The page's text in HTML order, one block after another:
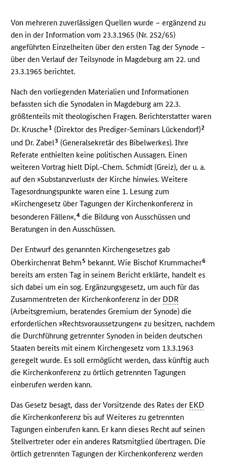
Von mehreren zuverlässigen Quellen wurde – ergänzend zu
den in der Information vom 23.3.1965 (Nr. 252/65)
angeführten Einzelheiten über den ersten Tag der Synode –
über den Verlauf der Teilsynode in Magdeburg am 22. und
23.3.1965 berichtet.
Nach den vorliegenden Materialien und Informationen
befassten sich die Synodalen in Magdeburg am 22.3.
größtenteils mit theologischen Fragen. Berichterstatter waren
Dr. Krusche1 (Direktor des Prediger-Seminars Lückendorf)2
und Dr. Zabel3 (Generalsekretär des Bibelwerkes). Ihre
Referate enthielten keine politischen Aussagen. Einen
weiteren Vortrag hielt Dipl.-Chem. Schmidt (Greiz), der u. a.
auf den »Substanzverlust« der Kirche hinwies. Weitere
Tagesordnungspunkte waren eine 1. Lesung zum
»Kirchengesetz über Tagungen der Kirchenkonferenz in
besonderen Fällen«,4 die Bildung von Ausschüssen und
Beratungen in den Ausschüssen.
Der Entwurf des genannten Kirchengesetzes gab
Oberkirchenrat Behm 5 bekannt. Wie Bischof Krummacher6
bereits am ersten Tag in seinem Bericht erklärte, handelt es
sich dabei um ein sog. Ergänzungsgesetz, um auch für das
Zusammentreten der Kirchenkonferenz in der DDR
(Arbeitsgremium, beratendes Gremium der Synode) die
erforderlichen »Rechtsvoraussetzungen« zu besitzen, nachdem
die Durchführung getrennter Synoden in beiden deutschen
Staaten bereits mit einem Kirchengesetz vom 13.3.1963
geregelt wurde. Es soll ermöglicht werden, dass künftig auch
die Kirchenkonferenz zu örtlich getrennten Tagungen
einberufen werden kann.
Das Gesetz besagt, dass der Vorsitzende des Rates der EKD
die Kirchenkonferenz bis auf Weiteres zu getrennten
Tagungen einberufen kann. Er kann dieses Recht auf seinen
Stellvertreter oder ein anderes Ratsmitglied übertragen. Die
örtlich getrennten Tagungen der Kirchenkonferenz werden